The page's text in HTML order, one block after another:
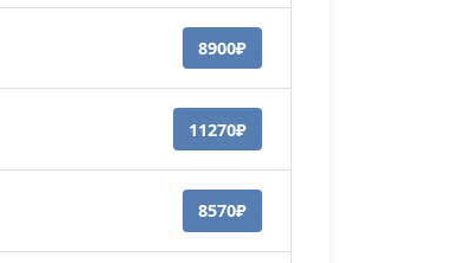
8900₽
11270₽
8570₽